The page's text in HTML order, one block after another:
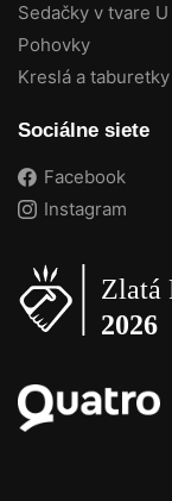
Sedačky v tvare U
Pohovky
Kreslá a taburetky
Sociálne siete
Facebook
Instagram